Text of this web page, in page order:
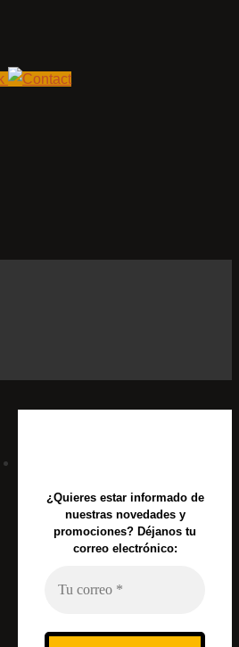
¿Quieres estar informado de
nuestras novedades y
promociones? Déjanos tu
correo electrónico: